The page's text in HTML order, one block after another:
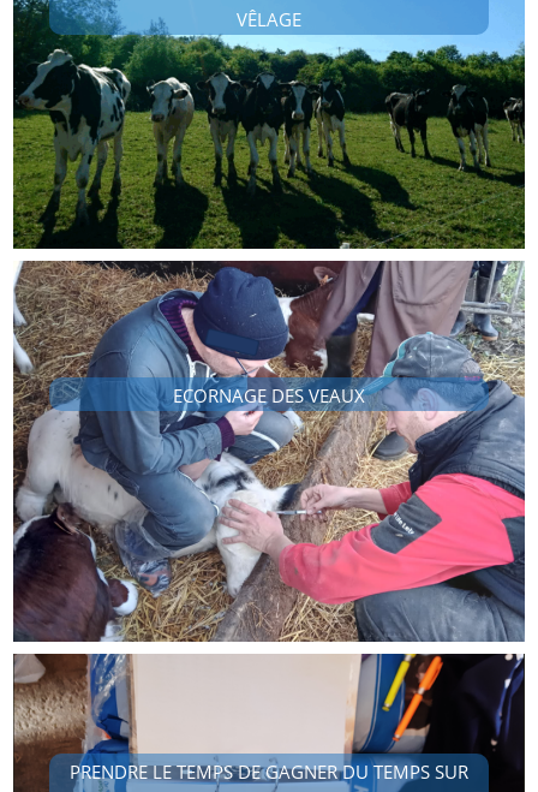
VÊLAGE
ECORNAGE DES VEAUX
PRENDRE LE TEMPS DE GAGNER DU TEMPS SUR